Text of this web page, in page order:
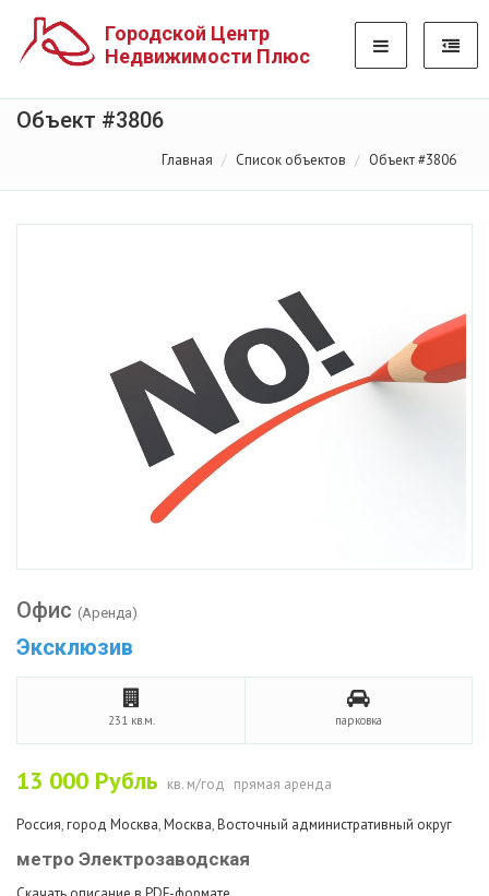
Городской Центр
Недвижимости Плюс
Объект #3806
Главная Список объектов Объект #3806
Офис (Аренда)
Эксклюзив
231 кв.м. парковка
13 000 Рубль кв. м/год прямая аренда
Россия,город Москва,Москва,Восточный административный округ
метро Электрозаводская